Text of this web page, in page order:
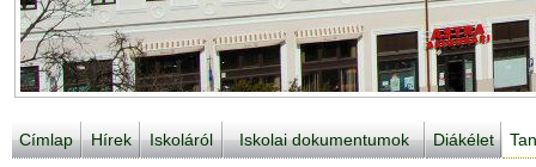
Címlap Hírek Iskoláról Iskolai dokumentumok Diákélet